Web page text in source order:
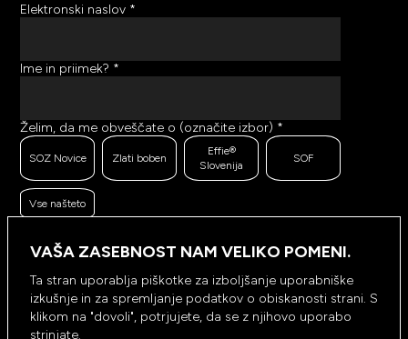
Elektronski naslov *
Ime in priimek? *
SOZ Novice Zlati boben
Effie®
Slovenija
SOF
Vse našteto
Želim, da me obveščate o (označite izbor) *
Da, dovolim
Ne, ne
zanimivo vsebino, bi želeli meriti odzive na poslana
sporočila. Ali nam dovolite, da beležimo, hranimo
prikaze prejetih sporočil ter klike na povezave v
prejetih sporočilih? *
VAŠA ZASEBNOST NAM VELIKO POMENI.
Ta stran uporablja piškotke za izboljšanje uporabniške
izkušnje in za spremljanje podatkov o obiskanosti strani. S
klikom na "dovoli", potrjujete, da se z njihovo uporabo
strinjate.